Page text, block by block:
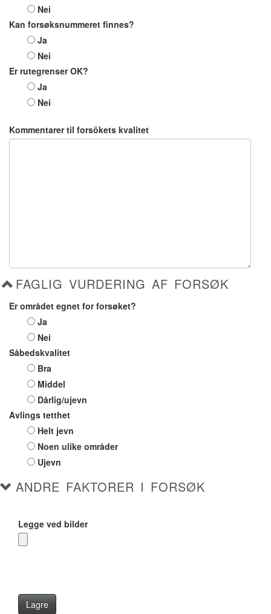
Nei
Kan forsøksnummeret finnes?
Ja
Nei
Er rutegrenser OK?
Ja
Nei
Kommentarer til forsökets kvalitet
FAGLIG VURDERING AF FORSØK
Er området egnet for forsøket?
Ja
Nei
Såbedskvalitet
Bra
Middel
Dårlig/ujevn
Avlings tetthet
Helt jevn
Noen ulike områder
Ujevn
ANDRE FAKTORER I FORSØK
Legge ved bilder